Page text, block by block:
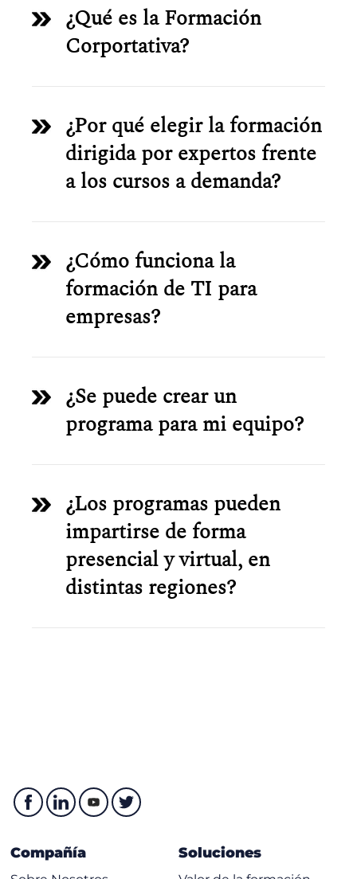
¿Qué es la Formación
Corportativa?
¿Por qué elegir la formación
dirigida por expertos frente
a los cursos a demanda?
¿Cómo funciona la
formación de TI para
empresas?
¿Se puede crear un
programa para mi equipo?
¿Los programas pueden
impartirse de forma
presencial y virtual, en
distintas regiones?
Compañía Soluciones